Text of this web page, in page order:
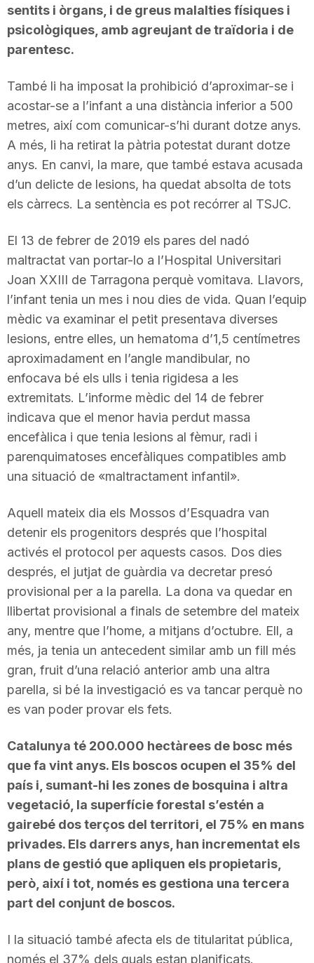
sentits i òrgans, i de greus malalties físiques i
psicològiques, amb agreujant de traïdoria i de
parentesc.
També li ha imposat la prohibició d’aproximar-se i
acostar-se a l’infant a una distància inferior a 500
metres, així com comunicar-s’hi durant dotze anys.
A més, li ha retirat la pàtria potestat durant dotze
anys. En canvi, la mare, que també estava acusada
d’un delicte de lesions, ha quedat absolta de tots
els càrrecs. La sentència es pot recórrer al TSJC.
El 13 de febrer de 2019 els pares del nadó
maltractat van portar-lo a l’Hospital Universitari
Joan XXIII de Tarragona perquè vomitava. Llavors,
l’infant tenia un mes i nou dies de vida. Quan l’equip
mèdic va examinar el petit presentava diverses
lesions, entre elles, un hematoma d’1,5 centímetres
aproximadament en l’angle mandibular, no
enfocava bé els ulls i tenia rigidesa a les
extremitats. L’informe mèdic del 14 de febrer
indicava que el menor havia perdut massa
encefàlica i que tenia lesions al fèmur, radi i
parenquimatoses encefàliques compatibles amb
una situació de «maltractament infantil».
Aquell mateix dia els Mossos d’Esquadra van
detenir els progenitors després que l’hospital
activés el protocol per aquests casos. Dos dies
després, el jutjat de guàrdia va decretar presó
provisional per a la parella. La dona va quedar en
llibertat provisional a finals de setembre del mateix
any, mentre que l’home, a mitjans d’octubre. Ell, a
més, ja tenia un antecedent similar amb un fill més
gran, fruit d’una relació anterior amb una altra
parella, si bé la investigació es va tancar perquè no
es van poder provar els fets.
Catalunya té 200.000 hectàrees de bosc més
que fa vint anys. Els boscos ocupen el 35% del
país i, sumant-hi les zones de bosquina i altra
vegetació, la superfície forestal s’estén a
gairebé dos terços del territori, el 75% en mans
privades. Els darrers anys, han incrementat els
plans de gestió que apliquen els propietaris,
però, així i tot, només es gestiona una tercera
part del conjunt de boscos.
I la situació també afecta els de titularitat pública,
només el 37% dels quals estan planificats.